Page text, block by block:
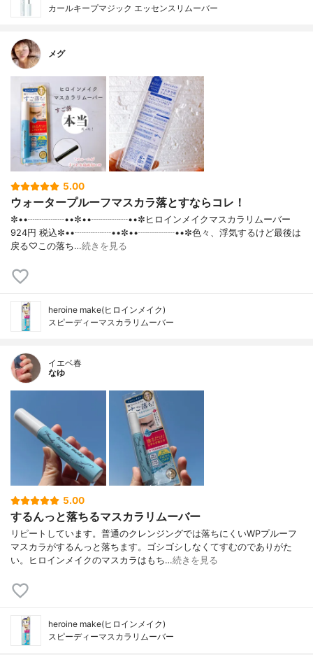
カールキープマジック エッセンスリムーバー
メグ
5.00
ウォータープルーフマスカラ落とすならコレ！
✼••┈┈┈┈••✼••┈┈┈┈••✼ヒロインメイクマスカラリムーバー
924円 税込✼••┈┈┈┈••✼••┈┈┈┈••✼色々、浮気するけど最後は
戻る♡この落ち…続きを見る
heroine make(ヒロインメイク)
スピーディーマスカラリムーバー
イエベ春
なゆ
5.00
するんっと落ちるマスカラリムーバー
リピートしています。普通のクレンジングでは落ちにくいWPプルーフ
マスカラがするんっと落ちます。ゴシゴシしなくてすむのでありがた
い。ヒロインメイクのマスカラはもち…続きを見る
heroine make(ヒロインメイク)
スピーディーマスカラリムーバー